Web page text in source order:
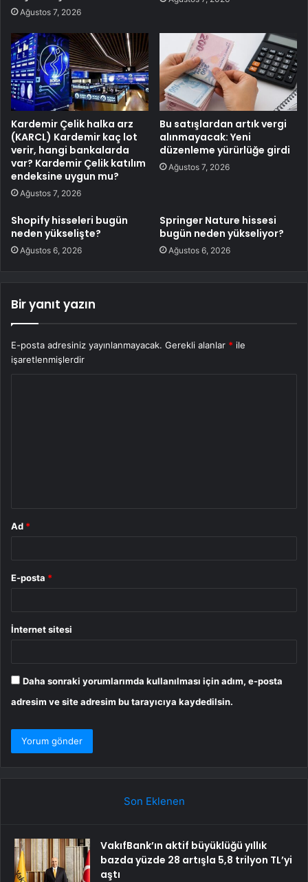
Ağustos 7, 2026
Kardemir Çelik halka arz
(KARCL) Kardemir kaç lot
verir, hangi bankalarda
var? Kardemir Çelik katılım
endeksine uygun mu?
Ağustos 7, 2026
Bu satışlardan artık vergi
alınmayacak: Yeni
düzenleme yürürlüğe girdi
Ağustos 7, 2026
Shopify hisseleri bugün
neden yükselişte?
Ağustos 6, 2026
Springer Nature hissesi
bugün neden yükseliyor?
Ağustos 6, 2026
Bir yanıt yazın
E-posta adresiniz yayınlanmayacak. Gerekli alanlar * ile
işaretlenmişlerdir
Ad *
E-posta *
İnternet sitesi
Daha sonraki yorumlarımda kullanılması için adım, e-posta
adresim ve site adresim bu tarayıcıya kaydedilsin.
Son Eklenen
VakıfBank’ın aktif büyüklüğü yıllık
bazda yüzde 28 artışla 5,8 trilyon TL’yi
aştı